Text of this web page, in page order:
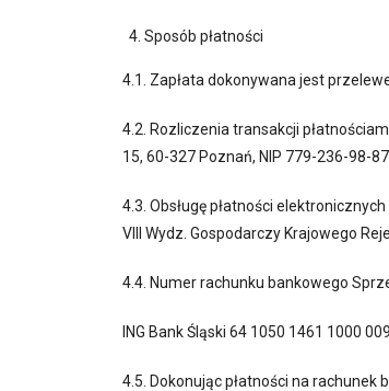
Sposób płatności
4.1. Zapłata dokonywana jest
4.2. Rozliczenia transakcji
15, 60-327 Poznań, NIP 779-236-98-
4.3. Obsługę płatności
VIII Wydz. Gospodarczy Krajowego
4.4. Numer rachunku bankowego
ING Bank Śląski 64 1050 1461 1000
4.5. Dokonując płatności na